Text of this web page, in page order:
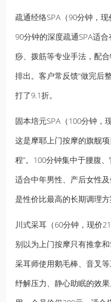
疏通经络SPA（90分钟，
90分钟的深度疏通SPA适
痧、拨筋等专业手法，配
排出。客户常反馈“做完后
打了9.1折。
固本培元SPA（100分钟，
这是摩耶上门按摩的旗舰
程”。100分钟集中于腰腹
适合中年男性、产后女性
是性价比最高的长期调理方
川式采耳（60分钟，现价
别以为上门按摩只有推拿
采耳师使用鹅毛棒、音叉
纾解压力、静心助眠的效